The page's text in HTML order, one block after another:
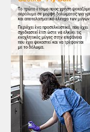
ΤΟ ΠΕΡΙΟΔΙΚΟ
Profile
ΑΡΧΕΙΟ ΤΕΥΧΩΝ
ΣΥΝΕΔΡΙΟ ΚΡΕΑΤΟΣ